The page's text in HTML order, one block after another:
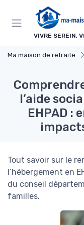
VIVRE SEREIN,
Ma maison de retraite
l’aide
EHPAD :
Tout savoir sur le
l’hébergement en
du conseil
familles.
Panneau de gestion